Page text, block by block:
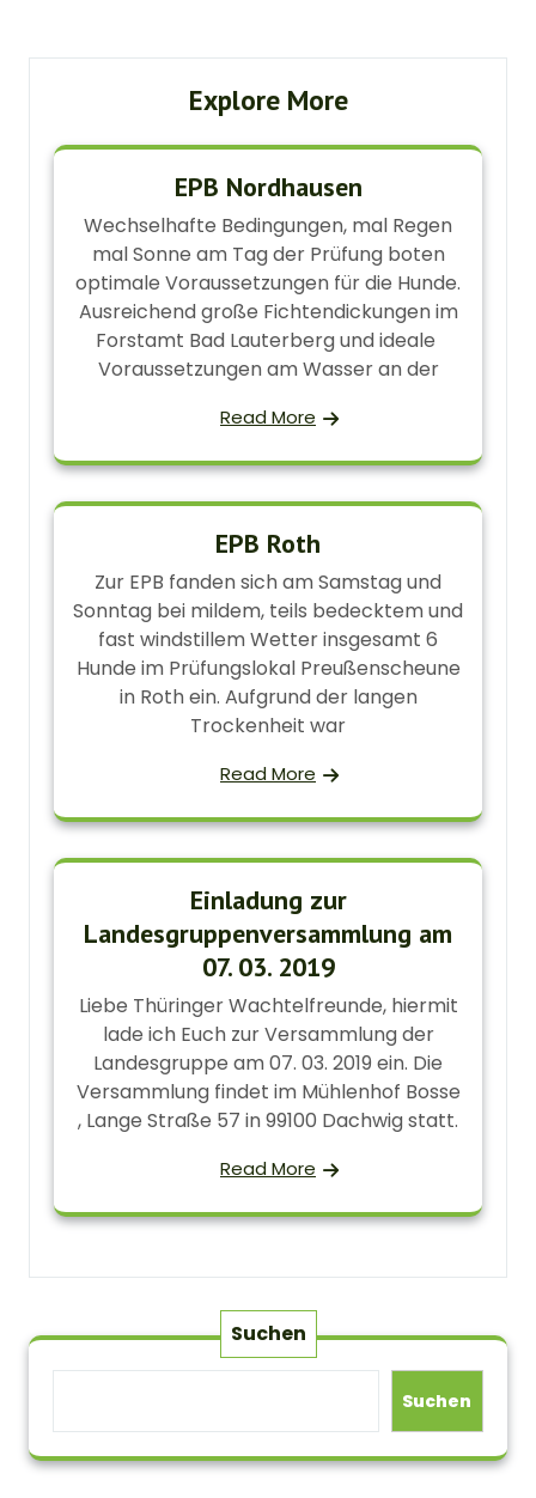
Explore More
EPB Nordhausen
Wechselhafte Bedingungen, mal Regen
mal Sonne am Tag der Prüfung boten
optimale Voraussetzungen für die Hunde.
Ausreichend große Fichtendickungen im
Forstamt Bad Lauterberg und ideale
Voraussetzungen am Wasser an der
Read More
EPB Roth
Zur EPB fanden sich am Samstag und
Sonntag bei mildem, teils bedecktem und
fast windstillem Wetter insgesamt 6
Hunde im Prüfungslokal Preußenscheune
in Roth ein. Aufgrund der langen
Trockenheit war
Read More
Einladung zur
Landesgruppenversammlung am
07. 03. 2019
Liebe Thüringer Wachtelfreunde, hiermit
lade ich Euch zur Versammlung der
Landesgruppe am 07. 03. 2019 ein. Die
Versammlung findet im Mühlenhof Bosse
, Lange Straße 57 in 99100 Dachwig statt.
Read More
Suchen
Suchen